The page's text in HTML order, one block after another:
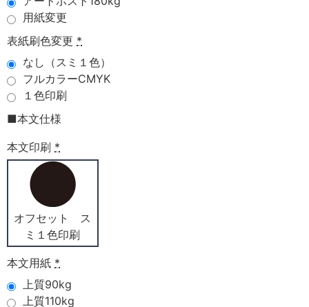
用紙変更
表紙刷色変更 *
なし（スミ１色）
フルカラーCMYK
１色印刷
■本文仕様
本文印刷 *
オフセット ス
ミ１色印刷
本文用紙 *
上質90kg
上質110kg